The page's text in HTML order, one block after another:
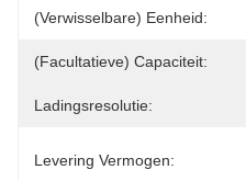
(Verwisselbare) Eenheid:
(Facultatieve) Capaciteit:
Ladingsresolutie:
Levering Vermogen: